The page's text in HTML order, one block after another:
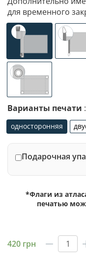
для временного
Варианты печати
односторонняя
Подарочная
*Флаги из
печатью
420 грн